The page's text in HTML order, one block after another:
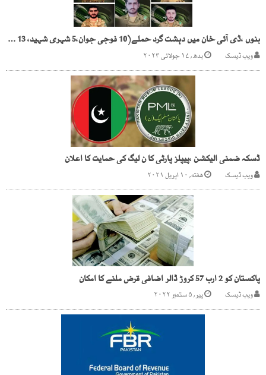
بنوں ،ڈی آئی خان میں دہشت گرد حملے(10 فوجی جوان،5 شہری شہید، 13 دہشتگرد ہلاک)
ویب ڈیسک بدھ, ۱۷ جولائی ۲۰۲۴
ڈسکہ ضمنی الیکشن ،پیپلز پارٹی کا ن لیگ کی حمایت کا اعلان
ویب ڈیسک هفته, ۱۰ اپریل ۲۰۲۱
پاکستان کو 2 ارب 57 کروڑ ڈالر اضافی قرض ملنے کا امکان
ویب ڈیسک پیر, ۵ ستمبر ۲۰۲۲